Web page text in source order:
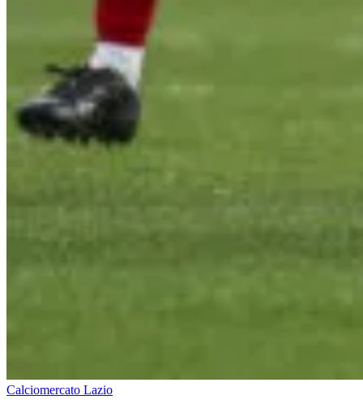
Calciomercato Lazio